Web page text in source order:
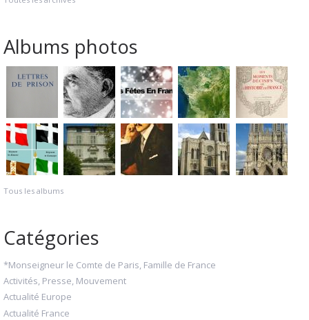
Albums photos
Tous les albums
Catégories
*Monseigneur le Comte de Paris, Famille de France
Activités, Presse, Mouvement
Actualité Europe
Actualité France